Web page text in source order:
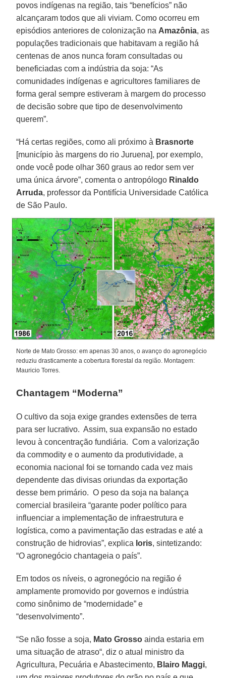
povos indígenas na região, tais “benefícios” não
alcançaram todos que ali viviam. Como ocorreu em
episódios anteriores de colonização na Amazônia, as
populações tradicionais que habitavam a região há
centenas de anos nunca foram consultadas ou
beneficiadas com a indústria da soja: “As
comunidades indígenas e agricultores familiares de
forma geral sempre estiveram à margem do processo
de decisão sobre que tipo de desenvolvimento
querem”.
“Há certas regiões, como ali próximo à Brasnorte
[município às margens do rio Juruena], por exemplo,
onde você pode olhar 360 graus ao redor sem ver
uma única árvore”, comenta o antropólogo Rinaldo
Arruda, professor da Pontifícia Universidade Católica
de São Paulo.
Norte de Mato Grosso: em apenas 30 anos, o avanço do agronegócio
reduziu drasticamente a cobertura florestal da região. Montagem:
Mauricio Torres.
Chantagem “Moderna”
O cultivo da soja exige grandes extensões de terra
para ser lucrativo. Assim, sua expansão no estado
levou à concentração fundiária. Com a valorização
da commodity e o aumento da produtividade, a
economia nacional foi se tornando cada vez mais
dependente das divisas oriundas da exportação
desse bem primário. O peso da soja na balança
comercial brasileira “garante poder político para
influenciar a implementação de infraestrutura e
logística, como a pavimentação das estradas e até a
construção de hidrovias”, explica Ioris, sintetizando:
“O agronegócio chantageia o país”.
Em todos os níveis, o agronegócio na região é
amplamente promovido por governos e indústria
como sinônimo de “modernidade” e
“desenvolvimento”.
“Se não fosse a soja, Mato Grosso ainda estaria em
uma situação de atraso“, diz o atual ministro da
Agricultura, Pecuária e Abastecimento, Blairo Maggi,